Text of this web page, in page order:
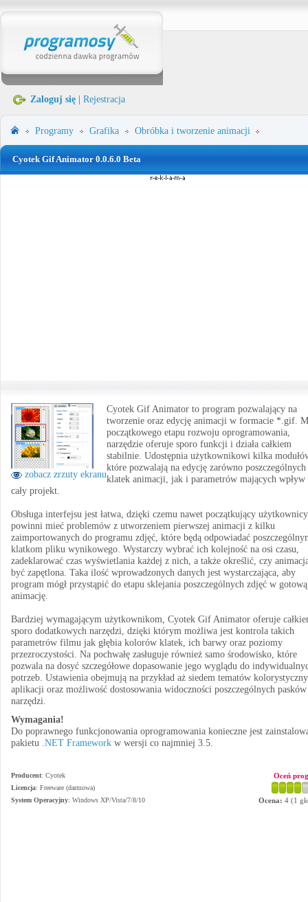
Zaloguj się Rejestracja
Programy Grafika Obróbka i tworzenie animacji
Cyotek Gif Animator 0.0.6.0 Beta
zobacz zrzuty ekranu
Cyotek Gif Animator to program pozwalający na
tworzenie oraz edycję animacji w formacie *.gif.
początkowego etapu rozwoju oprogramowania,
narzędzie oferuje sporo funkcji i działa całkiem
stabilnie. Udostępnia użytkownikowi kilka
które pozwalają na edycję zarówno poszczególnych
klatek animacji, jak i parametrów mających wpływ
cały projekt.
Obsługa interfejsu jest łatwa, dzięki czemu nawet początkujący
powinni mieć problemów z utworzeniem pierwszej animacji z kilku
zaimportowanych do programu zdjęć, które będą odpowiadać
klatkom pliku wynikowego. Wystarczy wybrać ich kolejność na osi czasu,
zadeklarować czas wyświetlania każdej z nich, a także określić, czy
być zapętlona. Taka ilość wprowadzonych danych jest wystarczająca, aby
program mógł przystąpić do etapu sklejania poszczególnych zdjęć w gotową
animację.
Bardziej wymagającym użytkownikom, Cyotek Gif Animator oferuje
sporo dodatkowych narzędzi, dzięki którym możliwa jest kontrola takich
parametrów filmu jak głębia kolorów klatek, ich barwy oraz poziomy
przezroczystości. Na pochwałę zasługuje również samo środowisko, które
pozwala na dosyć szczegółowe dopasowanie jego wyglądu do
potrzeb. Ustawienia obejmują na przykład aż siedem tematów
aplikacji oraz możliwość dostosowania widoczności poszczególnych pasków
narzędzi.
Wymagania!
Do poprawnego funkcjonowania oprogramowania konieczne jest
pakietu .NET Framework w wersji co najmniej 3.5.
Producent: Cyotek
Licencja: Freeware (darmowa)
System Operacyjny: Windows XP/Vista/7/8/10
Oceń
Ocena: 4 (1